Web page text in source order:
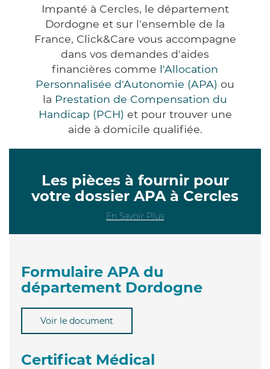
Impanté à Cercles, le département
Dordogne et sur l'ensemble de la
France, Click&Care vous accompagne
dans vos demandes d'aides
financières comme l'Allocation
Personnalisée d'Autonomie (APA) ou
la Prestation de Compensation du
Handicap (PCH) et pour trouver une
aide à domicile qualifiée.
Les pièces à fournir pour
votre dossier APA à Cercles
En Savoir Plus
Formulaire APA du
département Dordogne
Voir le document
Certificat Médical